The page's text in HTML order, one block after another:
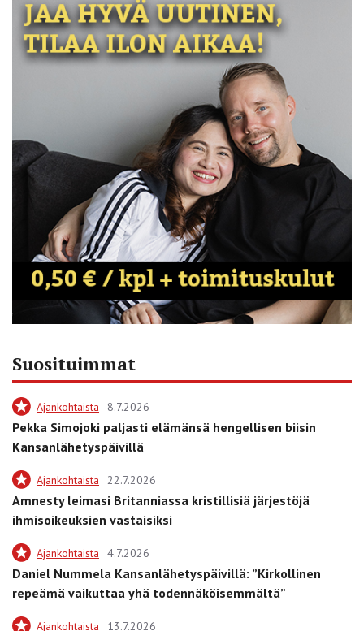
Suosituimmat
Ajankohtaista 8.7.2026
Pekka Simojoki paljasti elämänsä hengellisen biisin
Kansanlähetyspäivillä
Ajankohtaista 22.7.2026
Amnesty leimasi Britanniassa kristillisiä järjestöjä
ihmisoikeuksien vastaisiksi
Ajankohtaista 4.7.2026
Daniel Nummela Kansanlähetyspäivillä: ”Kirkollinen
repeämä vaikuttaa yhä todennäköisemmältä”
Ajankohtaista 13.7.2026